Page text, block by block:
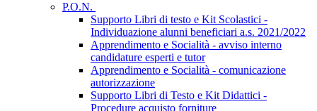
P.O.N.
Supporto Libri di testo e Kit Scolastici -
Individuazione alunni beneficiari a.s. 2021/2022
Apprendimento e Socialità - avviso interno
candidature esperti e tutor
Apprendimento e Socialità - comunicazione
autorizzazione
Supporto Libri di Testo e Kit Didattici -
Procedure acquisto forniture